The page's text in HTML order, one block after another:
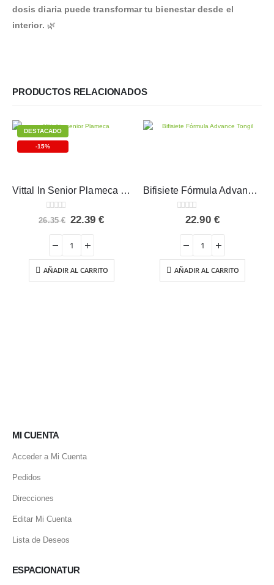
dosis diaria puede transformar tu bienestar desde el
interior. 🌿
PRODUCTOS RELACIONADOS
DESTACADO
-15%
Vittal In Senior Plameca 20 ampollas
0 out of 5
26.35€ El
era:
26.35 €.
22.39€El
22.39 €.
AÑADIR AL CARRITO
Bifisiete Fórmula Advance Tongil 200 g
out of 5
22.90 €
AÑADIR AL CARRITO
MI CUENTA
Acceder a Mi Cuenta
Pedidos
Direcciones
Editar Mi Cuenta
Lista de Deseos
ESPACIONATUR